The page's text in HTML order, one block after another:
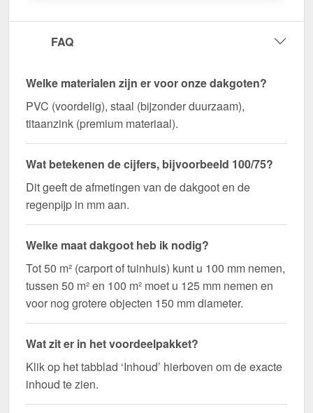
FAQ
Welke materialen zijn er voor onze dakgoten?
PVC (voordelig), staal (bijzonder duurzaam),
titaanzink (premium materiaal).
Wat betekenen de cijfers, bijvoorbeeld 100/75?
Dit geeft de afmetingen van de dakgoot en de
regenpijp in mm aan.
Welke maat dakgoot heb ik nodig?
Tot 50 m² (carport of tuinhuis) kunt u 100 mm nemen,
tussen 50 m² en 100 m² moet u 125 mm nemen en
voor nog grotere objecten 150 mm diameter.
Wat zit er in het voordeelpakket?
Klik op het tabblad ‘Inhoud’ hierboven om de exacte
inhoud te zien.